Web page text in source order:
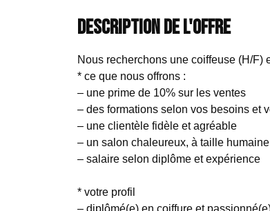
Description de l'offre
Nous recherchons une coiffeuse (H/
* ce que nous offrons :
– une prime de 10% sur les ventes
– des formations selon vos besoins et
– une clientèle fidèle et agréable
– un salon chaleureux, à taille
– salaire selon diplôme et expérience
* votre profil
– diplômé(e) en coiffure et